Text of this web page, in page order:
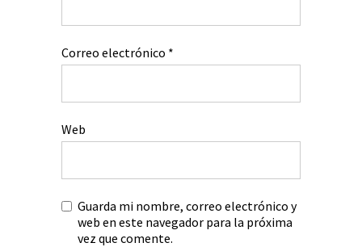
Correo electrónico *
Web
Guarda mi nombre, correo electrónico y
web en este navegador para la próxima
vez que comente.